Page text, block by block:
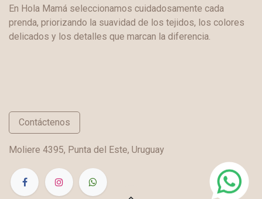
En Hola Mamá seleccionamos cuidadosamente cada
prenda, priorizando la suavidad de los tejidos, los colores
delicados y los detalles que marcan la diferencia.
Contáctenos
Moliere 4395, Punta del Este, Uruguay